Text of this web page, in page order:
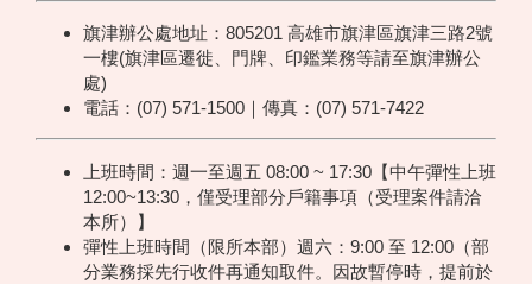
旗津辦公處地址：805201 高雄市旗津區旗津三路2號
一樓(旗津區遷徙、門牌、印鑑業務等請至旗津辦公
處)
電話：(07) 571-1500｜傳真：(07) 571-7422
上班時間：週一至週五 08:00 ~ 17:30【中午彈性上班
12:00~13:30，僅受理部分戶籍事項（受理案件請洽
本所）】
彈性上班時間（限所本部）週六：9:00 至 12:00（部
分業務採先行收件再通知取件。因故暫停時，提前於